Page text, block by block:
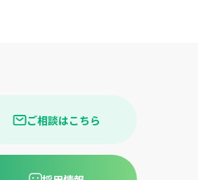
ご相談はこちら